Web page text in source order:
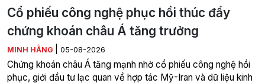
Cổ phiếu công nghệ phục hồi thúc đẩy
chứng khoán châu Á tăng trưởng
MINH HẰNG 05-08-2026
Chứng khoán châu Á tăng mạnh nhờ cổ phiếu công nghệ hồi
phục, giới đầu tư lạc quan về hợp tác Mỹ-Iran và dữ liệu kinh